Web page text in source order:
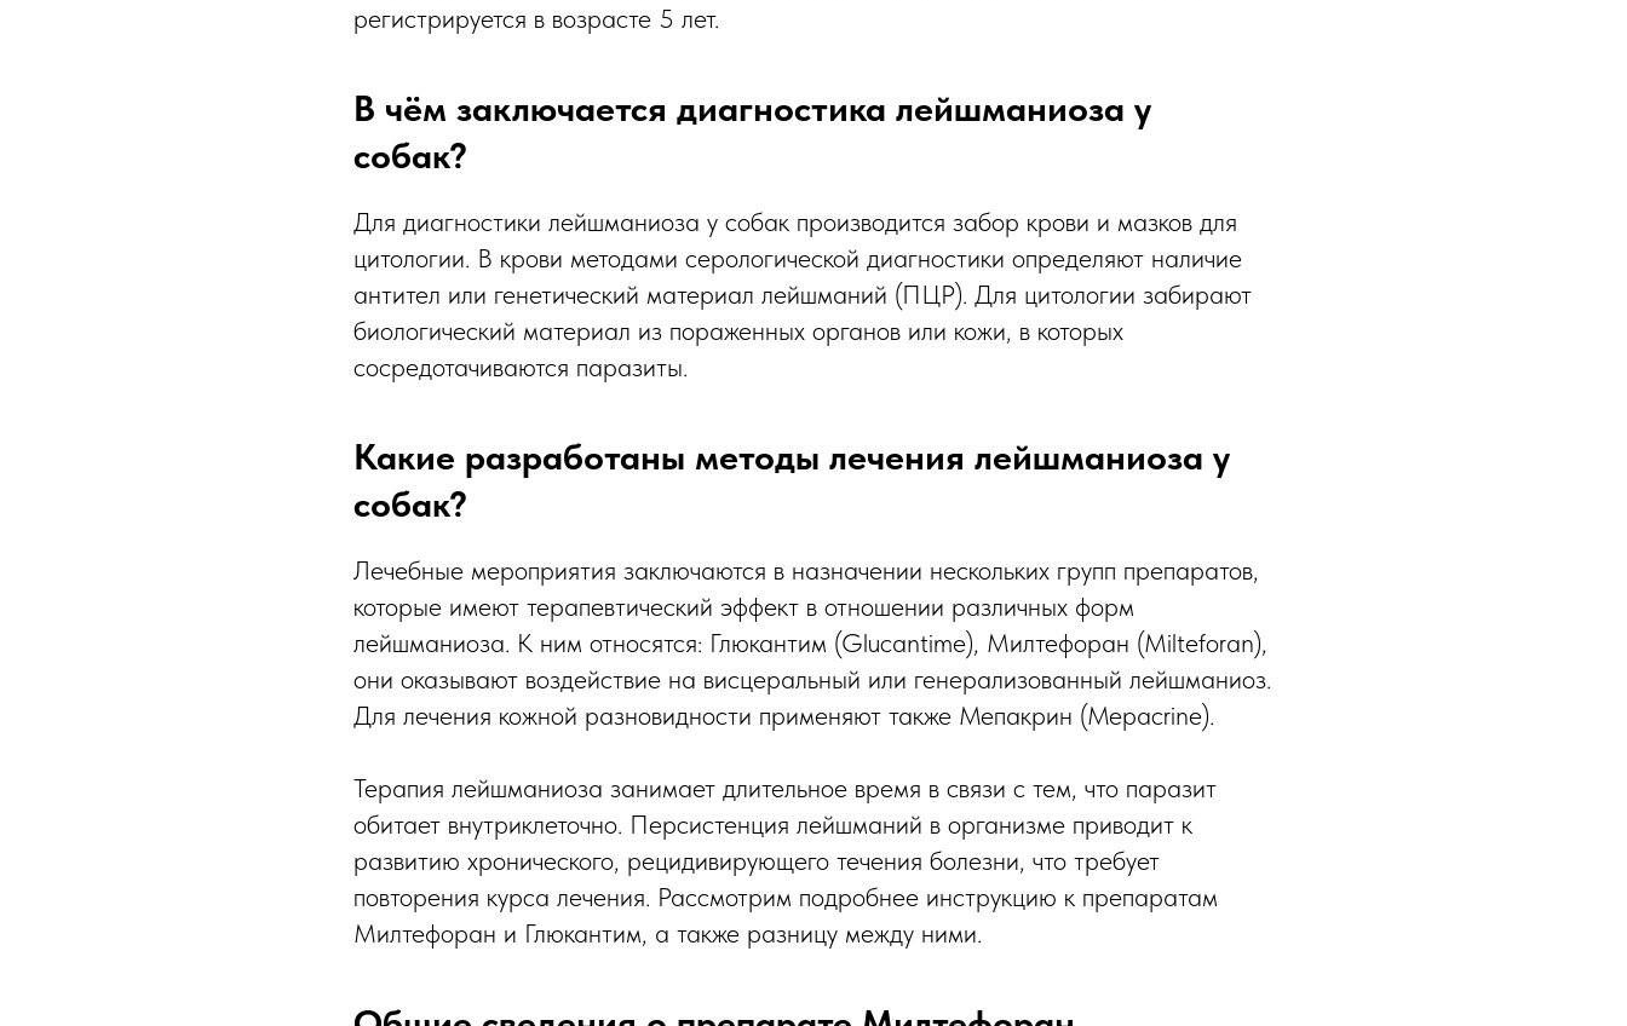
регистрируется в возрасте 5 лет.
В чём заключается диагностика лейшманиоза у
собак?
Для диагностики лейшманиоза у собак производится забор крови и мазков для
цитологии. В крови методами серологической диагностики определяют наличие
антител или генетический материал лейшманий (ПЦР). Для цитологии забирают
биологический материал из пораженных органов или кожи, в которых
сосредотачиваются паразиты.
Какие разработаны методы лечения лейшманиоза у
собак?
Лечебные мероприятия заключаются в назначении нескольких групп препаратов,
которые имеют терапевтический эффект в отношении различных форм
лейшманиоза. К ним относятся: Глюкантим (Glucantime), Милтефоран (Milteforan),
они оказывают воздействие на висцеральный или генерализованный лейшманиоз.
Для лечения кожной разновидности применяют также Мепакрин (Mepacrine).
Терапия лейшманиоза занимает длительное время в связи с тем, что паразит
обитает внутриклеточно. Персистенция лейшманий в организме приводит к
развитию хронического, рецидивирующего течения болезни, что требует
повторения курса лечения. Рассмотрим подробнее инструкцию к препаратам
Милтефоран и Глюкантим, а также разницу между ними.